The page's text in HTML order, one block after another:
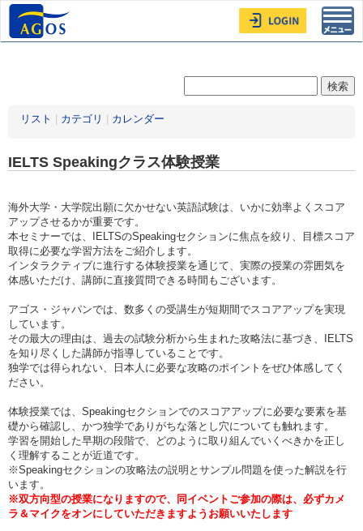
リスト カテゴリ カレンダー
IELTS Speakingクラス体験授業
海外大学・大学院出願に欠かせない英語試験は、いかに効率よくスコア
アップさせるかが重要です。
本セミナーでは、IELTSのSpeakingセクションに焦点を絞り、目標スコア
取得に必要な学習方法をご紹介します。
インタラクティブに進行する体験授業を通じて、実際の授業の雰囲気を
体感いただけ、講師に直接質問できる時間もございます。
アゴス・ジャパンでは、数多くの受講生が短期間でスコアアップを実現
しています。
その最大の理由は、過去の試験分析から生まれた攻略法に基づき、IELTS
を知り尽くした講師が指導していることです。
独学では得られない、日本人に必要な攻略のポイントをぜひ体感してく
ださい。
体験授業では、Speakingセクションでのスコアアップに必要な要素を基
礎から確認し、かつ独学でありがちな落とし穴についても触れます。
学習を開始した早期の段階で、どのように取り組んでいくべきかを正し
く理解することが近道です。
※Speakingセクションの攻略法の説明とサンプル問題を使った解説を行
います。
※双方向型の授業になりますので、同イベントご参加の際は、必ずカメ
ラ＆マイクをオンにしていただきますようお願いいたします